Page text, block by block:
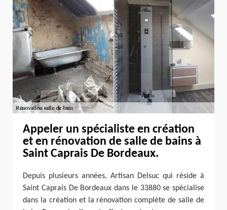
Appeler un spécialiste en création
et en rénovation de salle de bains à
Saint Caprais De Bordeaux.
Depuis plusieurs années, Artisan Delsuc qui réside à
Saint Caprais De Bordeaux dans le 33880 se spécialise
dans la création et la rénovation complète de salle de